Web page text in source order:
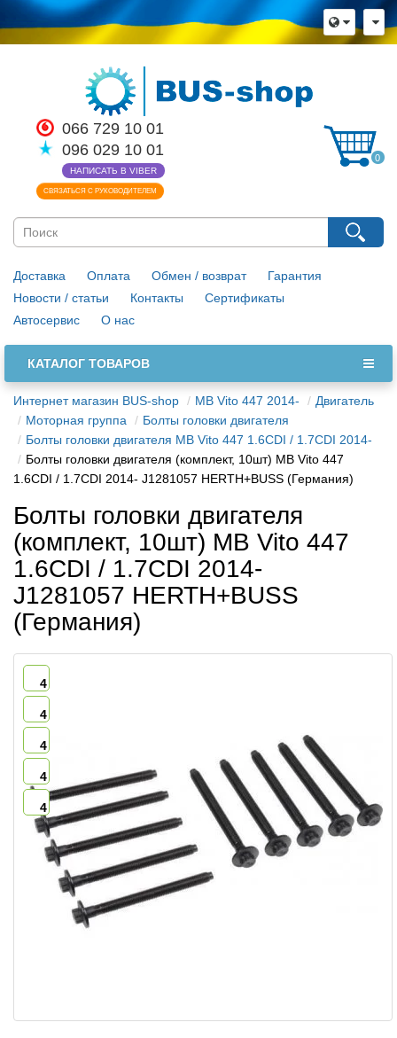
066 729 10 01
096 029 10 01
НАПИСАТЬ В VIBER
СВЯЗАТЬСЯ С РУКОВОДИТЕЛЕМ
0
Доставка Оплата Обмен / возврат
Гарантия
Новости / статьи
Контакты
Сертификаты
Автосервис
О нас
КАТАЛОГ ТОВАРОВ
Интернет магазин BUS-shop MB Vito 447 2014-
Двигатель
Моторная группа
Болты головки двигателя
Болты головки двигателя MB Vito 447 1.6CDI / 1.7CDI 2014-
Болты головки двигателя (комплект, 10шт) MB Vito 447
1.6CDI / 1.7CDI 2014- J1281057 HERTH+BUSS (Германия)
Болты головки двигателя
(комплект, 10шт) MB Vito 447
1.6CDI / 1.7CDI 2014-
J1281057 HERTH+BUSS
(Германия)
4
4
4
4
4